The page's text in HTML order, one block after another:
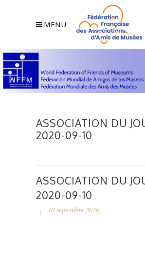
MENU
ASSOCIATION DU
2020-09-10
ASSOCIATION DU
2020-09-10
10 septembre 2020